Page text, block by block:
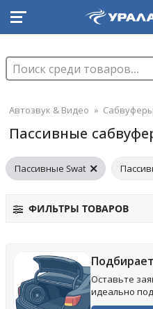
Автозвук & Видео » Сабвуферы
Пассивные
Пассивные Swat
ФИЛЬТРЫ ТОВАРОВ
Оставьте
идеально